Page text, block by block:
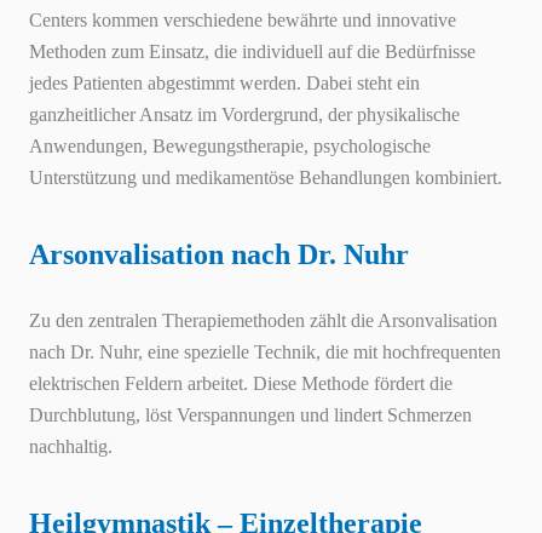
Centers kommen verschiedene bewährte und innovative
Methoden zum Einsatz, die individuell auf die Bedürfnisse
jedes Patienten abgestimmt werden. Dabei steht ein
ganzheitlicher Ansatz im Vordergrund, der physikalische
Anwendungen, Bewegungstherapie, psychologische
Unterstützung und medikamentöse Behandlungen kombiniert.
Arsonvalisation nach Dr. Nuhr
Zu den zentralen Therapiemethoden zählt die Arsonvalisation
nach Dr. Nuhr, eine spezielle Technik, die mit hochfrequenten
elektrischen Feldern arbeitet. Diese Methode fördert die
Durchblutung, löst Verspannungen und lindert Schmerzen
nachhaltig.
Heilgymnastik – Einzeltherapie